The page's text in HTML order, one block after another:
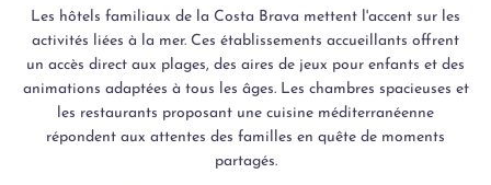
Les hôtels familiaux de la Costa Brava mettent l'accent sur les
activités liées à la mer. Ces établissements accueillants offrent
un accès direct aux plages, des aires de jeux pour enfants et des
animations adaptées à tous les âges. Les chambres spacieuses et
les restaurants proposant une cuisine méditerranéenne
répondent aux attentes des familles en quête de moments
partagés.